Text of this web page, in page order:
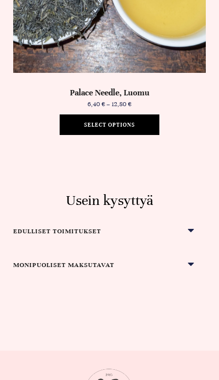
Palace Needle, Luomu
6,40 €– 12,80 €
SELECT OPTIONS
Usein kysyttyä
EDULLISET TOIMITUKSET
MONIPUOLISET MAKSUTAVAT